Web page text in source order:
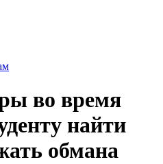
во время
найти
обмана